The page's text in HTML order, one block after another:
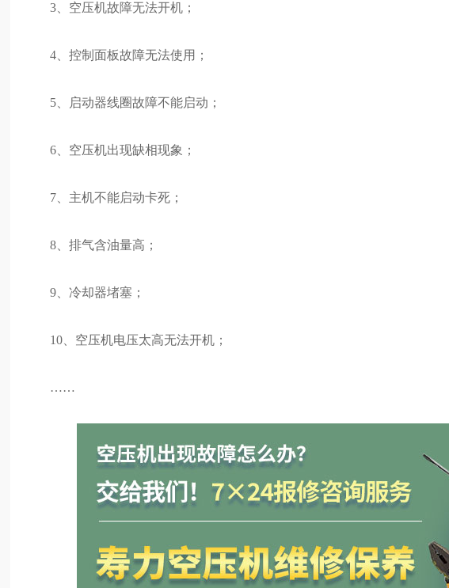
3、空压机故障无法开机；
4、控制面板故障无法使用；
5、启动器线圈故障不能启动；
6、空压机出现缺相现象；
7、主机不能启动卡死；
8、排气含油量高；
9、冷却器堵塞；
10、空压机电压太高无法开机；
……